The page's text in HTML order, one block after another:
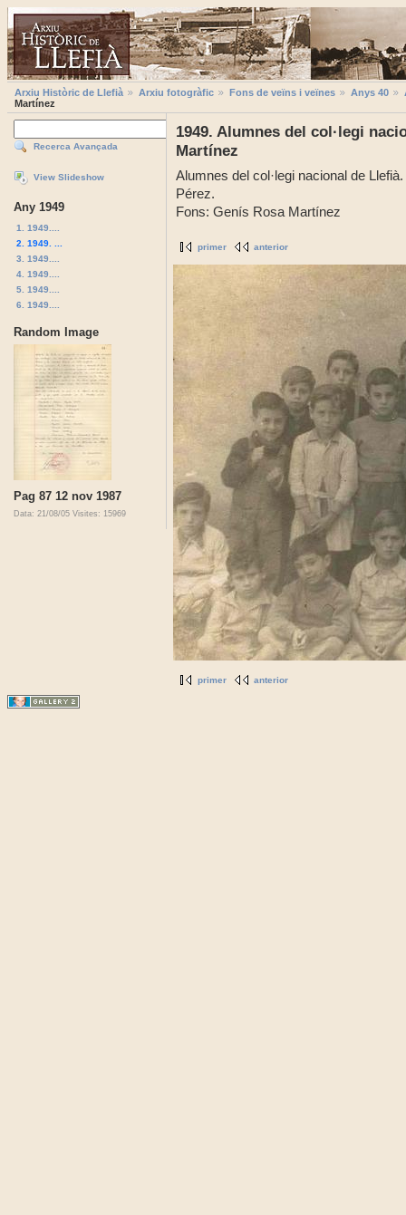
Arxiu Històric de Llefià Arxiu fotogràfic Fons de veïns i veïnes Anys 40
Martínez
Recerca Avançada
View Slideshow
Any 1949
1. 1949....
2. 1949. ...
3. 1949....
4. 1949....
5. 1949....
6. 1949....
Random Image
Pag 87 12 nov 1987
Data: 21/08/05 Visites: 15969
1949. Alumnes del col·legi
Martínez
Alumnes del col·legi nacional de
Pérez.
Fons: Genís Rosa Martínez
primer anterior
primer anterior